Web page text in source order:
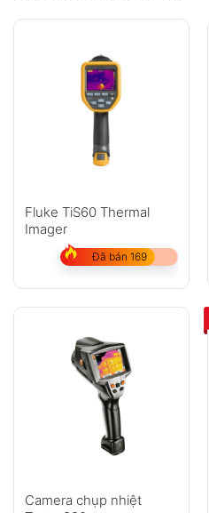
Không có bình luận nào
Fluke TiS60 Thermal
Imager
Đã bán 169
Camera chụp nhiệt